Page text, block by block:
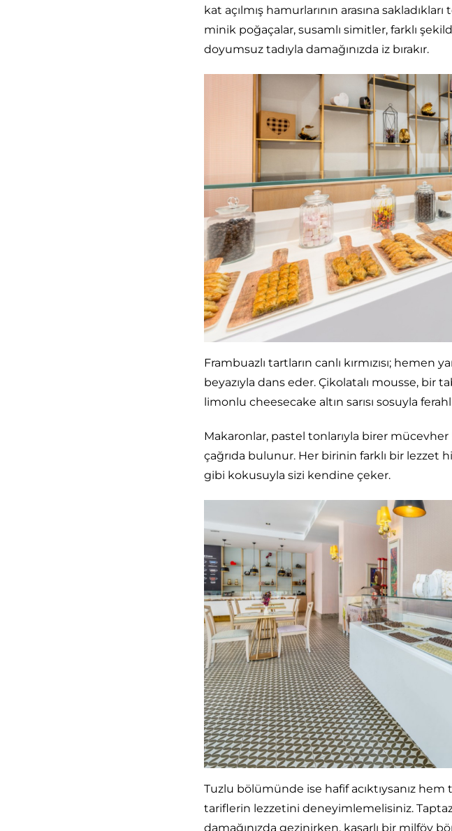
kat açılmış hamurlarının arasına
minik poğaçalar, susamlı simitler, farklı
doyumsuz tadıyla damağınızda iz bırakır.
Frambuazlı tartların canlı kırmızısı;
beyazıyla dans eder. Çikolatalı mousse,
limonlu cheesecake altın sarısı sosuyla
Makaronlar, pastel tonlarıyla birer mücevher
çağrıda bulunur. Her birinin farklı bir lezzet
gibi kokusuyla sizi kendine çeker.
Tuzlu bölümünde ise hafif acıktıysanız
tariflerin lezzetini deneyimlemelisiniz.
damağınızda gezinirken, kaşarlı bir milföy